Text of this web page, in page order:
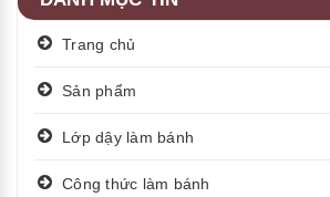
Trang chủ
Sản phẩm
Lớp dậy làm bánh
Công thức làm bánh